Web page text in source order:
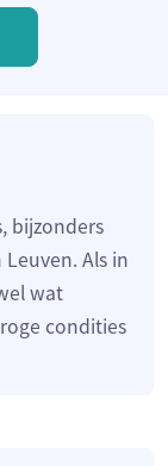
bijzonders
Als in
wat
condities